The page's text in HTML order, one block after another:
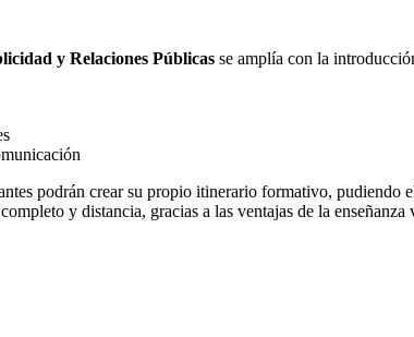
y Relaciones Públicas se amplía con la
podrán crear su propio itinerario formativo, pudiendo
y distancia, gracias a las ventajas de la enseñanza